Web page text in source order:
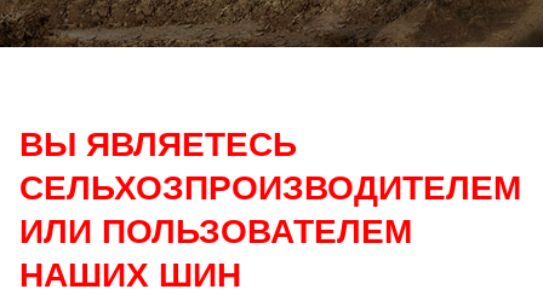
ВЫ ЯВЛЯЕТЕСЬ
СЕЛЬХОЗПРОИЗВОДИТЕЛЕМ
ИЛИ ПОЛЬЗОВАТЕЛЕМ
НАШИХ ШИН